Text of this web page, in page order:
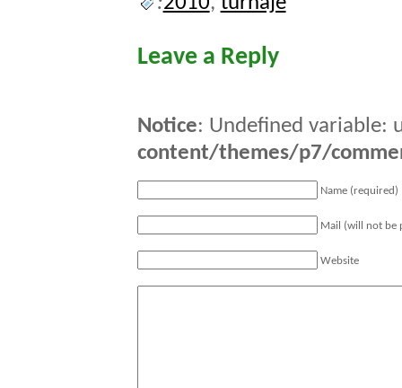
Leave a Reply
Notice: Undefined variable:
content/themes/p7/
Name (required)
Mail (will not be
Website